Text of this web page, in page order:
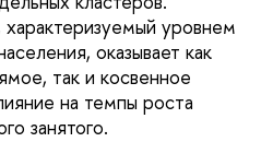
характеризуемый уровнем
оказывает как
так и косвенное
на темпы роста
занятого.